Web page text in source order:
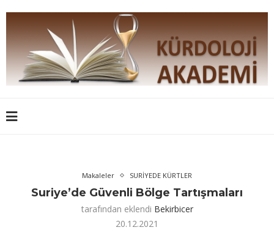
Makaleler SURİYEDE KÜRTLER
Suriye’de Güvenli Bölge Tartışmaları
tarafından eklendi Bekirbicer
20.12.2021